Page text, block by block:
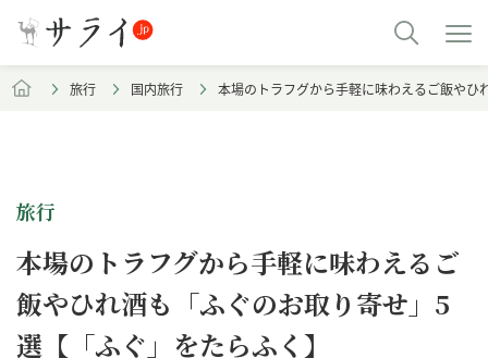
旅行 国内旅行 本場のトラフグから手軽に味わえるご飯や
旅行
本場のトラフグから手軽に味わえるご
飯やひれ酒も「ふぐのお取り寄せ」5
選【「ふぐ」をたらふく】